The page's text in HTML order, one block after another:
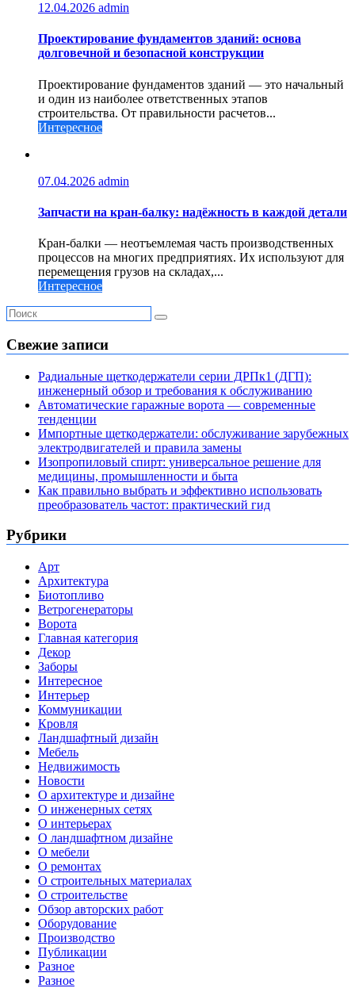
12.04.2026 admin
Проектирование фундаментов зданий: основа
долговечной и безопасной конструкции
Проектирование фундаментов зданий — это начальный
и один из наиболее ответственных этапов
строительства. От правильности расчетов...
Интересное
07.04.2026 admin
Запчасти на кран-балку: надёжность в каждой детали
Кран-балки — неотъемлемая часть производственных
процессов на многих предприятиях. Их используют для
перемещения грузов на складах,...
Интересное
Свежие записи
Радиальные щеткодержатели серии ДРПк1 (ДГП):
инженерный обзор и требования к обслуживанию
Автоматические гаражные ворота — современные
тенденции
Импортные щеткодержатели: обслуживание зарубежных
электродвигателей и правила замены
Изопропиловый спирт: универсальное решение для
медицины, промышленности и быта
Как правильно выбрать и эффективно использовать
преобразователь частот: практический гид
Рубрики
Арт
Архитектура
Биотопливо
Ветрогенераторы
Ворота
Главная категория
Декор
Заборы
Интересное
Интерьер
Коммуникации
Кровля
Ландшафтный дизайн
Мебель
Недвижимость
Новости
О архитектуре и дизайне
О инженерных сетях
О интерьерах
О ландшафтном дизайне
О мебели
О ремонтах
О строительных материалах
О строительстве
Обзор авторских работ
Оборудование
Производство
Публикации
Разное
Разное